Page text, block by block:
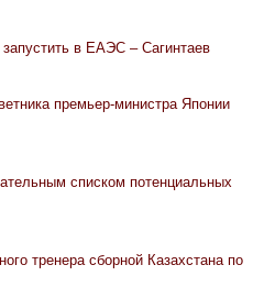
в ЕАЭС – Сагинтаев
премьер-министра Японии
списком потенциальных
тренера сборной Казахстана по